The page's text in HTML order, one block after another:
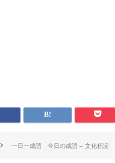
一日一成語 今日の成語 – 文化积淀